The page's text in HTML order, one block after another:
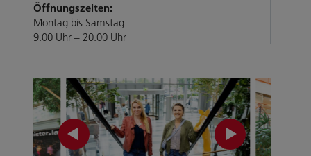
Öffnungszeiten:
Montag bis Samstag
9.00 Uhr – 20.00 Uhr